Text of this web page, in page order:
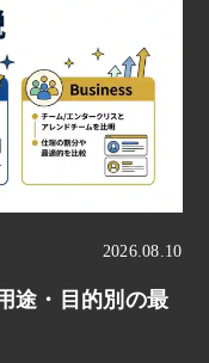
2026.08.10
途・目的別の最